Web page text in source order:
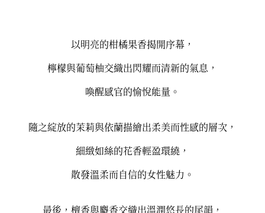
以明亮的柑橘果香揭開序幕，
檸檬與葡萄柚交織出閃耀而清新的氣息，
喚醒感官的愉悅能量。
隨之綻放的茉莉與依蘭描繪出柔美而性感的層次，
細緻如絲的花香輕盈環繞，
散發溫柔而自信的女性魅力。
最後，檀香與麝香交織出溫潤悠長的尾韻，